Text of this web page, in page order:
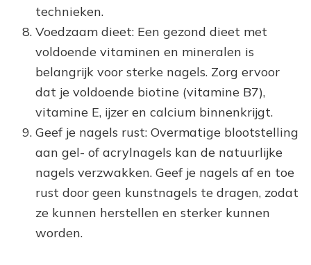
technieken.
Voedzaam dieet: Een gezond dieet met
voldoende vitaminen en mineralen is
belangrijk voor sterke nagels. Zorg ervoor
dat je voldoende biotine (vitamine B7),
vitamine E, ijzer en calcium binnenkrijgt.
Geef je nagels rust: Overmatige blootstelling
aan gel- of acrylnagels kan de natuurlijke
nagels verzwakken. Geef je nagels af en toe
rust door geen kunstnagels te dragen, zodat
ze kunnen herstellen en sterker kunnen
worden.